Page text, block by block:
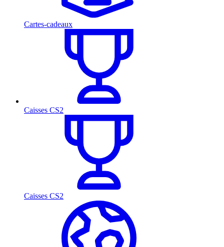
Cartes-cadeaux
Caisses CS2
Caisses CS2